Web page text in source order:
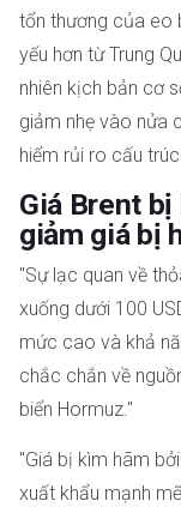
tổn thương của eo
yếu hơn từ Trung
nhiên kịch bản cơ
giảm nhẹ vào nửa
hiểm rủi ro cấu
Giá Brent
giảm giá bị
"Sự lạc quan về
xuống dưới 100
mức cao và khả
chắc chắn về
biển Hormuz."
"Giá bị kìm hãm
xuất khẩu mạnh